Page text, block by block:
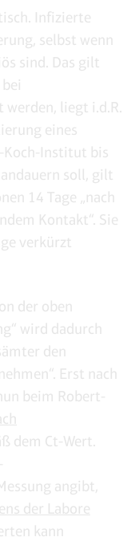
Infizierte
selbst wenn
sind. Das gilt
liegt i.d.R.
eines
Koch-Institut bis
soll, gilt
14 Tage „nach
Kontakt“. Sie
verkürzt
der oben
wird dadurch
den
Erst nach
beim Robert-
dem Ct-Wert.
angibt,
der Labore
kann